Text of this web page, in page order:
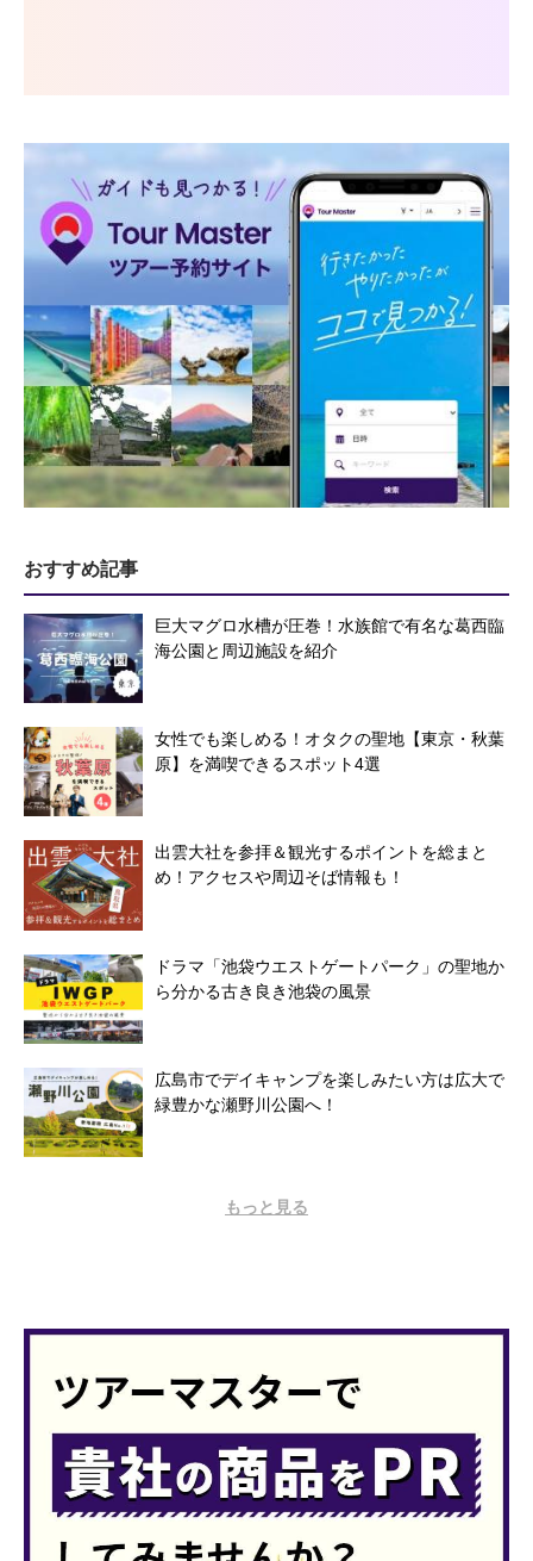
おすすめ記事
巨大マグロ水槽が圧巻！水族館で有名な葛西臨
海公園と周辺施設を紹介
女性でも楽しめる！オタクの聖地【東京・秋葉
原】を満喫できるスポット4選
出雲大社を参拝＆観光するポイントを総まと
め！アクセスや周辺そば情報も！
ドラマ「池袋ウエストゲートパーク」の聖地か
ら分かる古き良き池袋の風景
広島市でデイキャンプを楽しみたい方は広大で
緑豊かな瀬野川公園へ！
もっと見る